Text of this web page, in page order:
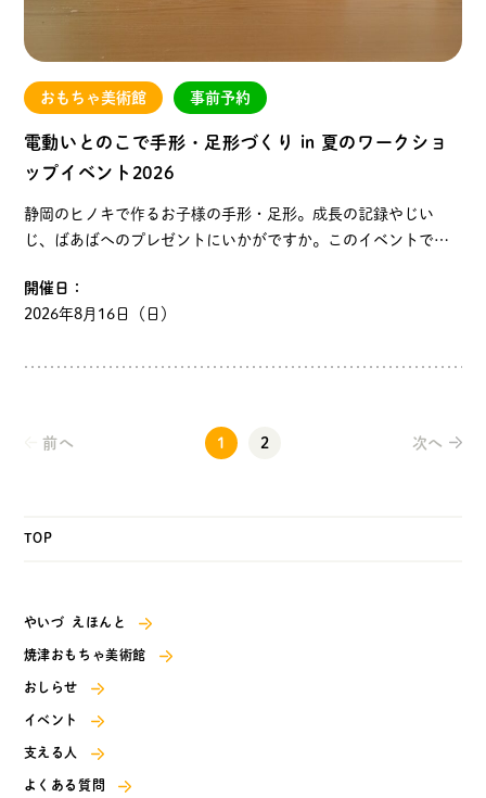
おもちゃ美術館 事前予約
電動いとのこで手形・足形づくり in 夏のワークショ
ップイベント2026
静岡のヒノキで作るお子様の手形・足形。成長の記録やじい
じ、ばあばへのプレゼントにいかがですか。このイベントでは
すので、でき上がるまで館内で遊んでお待ちいただけます。…
開催日：
2026年8月16日（日）
前へ 1 2 次へ
TOP
やいづ えほんと
焼津おもちゃ美術館
おしらせ
イベント
支える人
よくある質問